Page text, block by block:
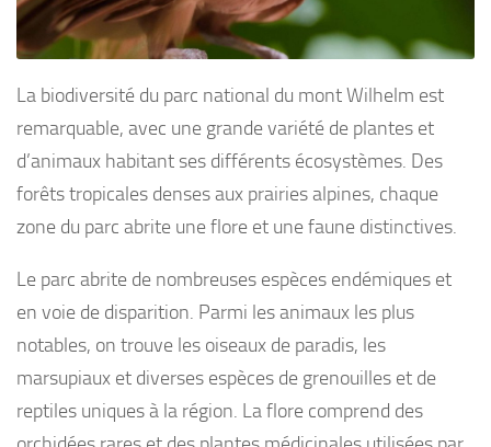
La biodiversité du parc national du mont Wilhelm est
remarquable, avec une grande variété de plantes et
d’animaux habitant ses différents écosystèmes. Des
forêts tropicales denses aux prairies alpines, chaque
zone du parc abrite une flore et une faune distinctives.
Le parc abrite de nombreuses espèces endémiques et
en voie de disparition. Parmi les animaux les plus
notables, on trouve les oiseaux de paradis, les
marsupiaux et diverses espèces de grenouilles et de
reptiles uniques à la région. La flore comprend des